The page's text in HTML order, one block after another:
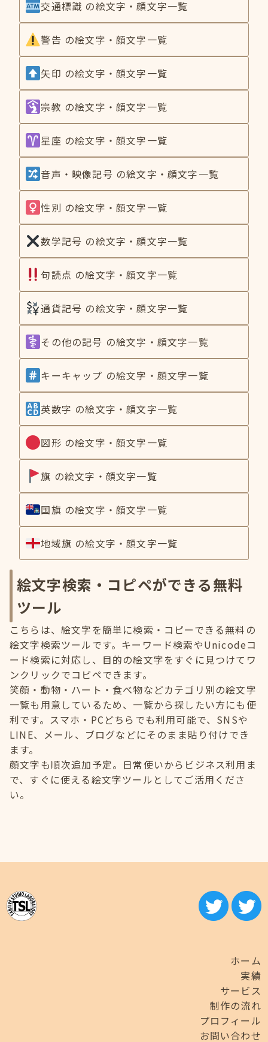
交通標識 の絵文字・顔文字一覧
警告 の絵文字・顔文字一覧
矢印 の絵文字・顔文字一覧
宗教 の絵文字・顔文字一覧
星座 の絵文字・顔文字一覧
音声・映像記号 の絵文字・顔文字一覧
性別 の絵文字・顔文字一覧
数学記号 の絵文字・顔文字一覧
句読点 の絵文字・顔文字一覧
通貨記号 の絵文字・顔文字一覧
その他の記号 の絵文字・顔文字一覧
キーキャップ の絵文字・顔文字一覧
英数字 の絵文字・顔文字一覧
図形 の絵文字・顔文字一覧
旗 の絵文字・顔文字一覧
国旗 の絵文字・顔文字一覧
地域旗 の絵文字・顔文字一覧
絵文字検索・コピペができる無料
ツール
こちらは、絵文字を簡単に検索・コピーできる無料の
絵文字検索ツールです。キーワード検索やUnicodeコ
ード検索に対応し、目的の絵文字をすぐに見つけてワ
ンクリックでコピペできます。
笑顔・動物・ハート・食べ物などカテゴリ別の絵文字
一覧も用意しているため、一覧から探したい方にも便
利です。スマホ・PCどちらでも利用可能で、SNSや
LINE、メール、ブログなどにそのまま貼り付けでき
ます。
顔文字も順次追加予定。日常使いからビジネス利用ま
で、すぐに使える絵文字ツールとしてご活用くださ
い。
ホーム
実績
サービス
制作の流れ
プロフィール
お問い合わせ